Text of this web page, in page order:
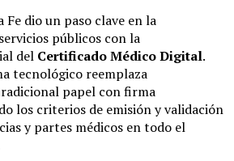
dio un paso clave en la
públicos con la
del Certificado Médico Digital.
tecnológico reemplaza
papel con firma
los criterios de emisión y validación
y partes médicos en todo el